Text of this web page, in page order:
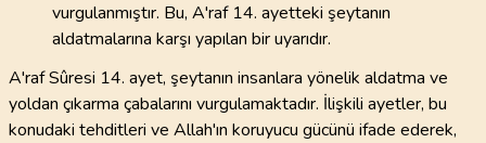
vurgulanmıştır. Bu, A'raf 14. ayetteki şeytanın
aldatmalarına karşı yapılan bir uyarıdır.
A'raf Sûresi 14. ayet, şeytanın insanlara yönelik aldatma ve
yoldan çıkarma çabalarını vurgulamaktadır. İlişkili ayetler, bu
konudaki tehditleri ve Allah'ın koruyucu gücünü ifade ederek,